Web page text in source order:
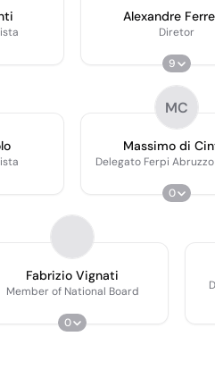
Alexandre
Diretor
9
MC
Massimo di
Delegato Ferpi
0
Fabrizio Vignati
Member of National Board
0